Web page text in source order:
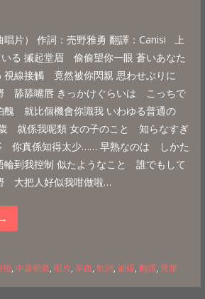
唱片） 作詞‎：‎売野雅勇 翻譯：Canisi 上
る 摵起堂眉 偷偷望你一眼 蒼いあなた
線接觸 竟然被你閃親 思わせぶりに
舔舔嘴唇 きっかけぐらいは こっちで
醜 就比個機會你識我 いわゆる普通の
就係我呢類 女の子のこと 知らなすぎ
你真係知得太少…… 早熟なのは しかた
到我控制 似たようなこと 誰でもして
大把人好似我咁做啦…
照, 中森明菜, 唱片, 單曲, 歌詞, 細碟, 翻譯, 黑膠